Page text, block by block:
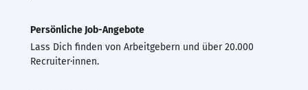
Persönliche Job-Angebote
Lass Dich finden von Arbeitgebern und über 20.000
Recruiter·innen.